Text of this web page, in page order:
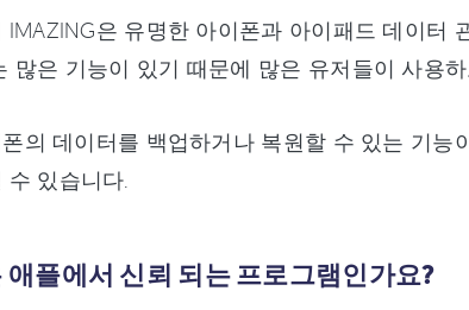
은 유명한 아이폰과 아이패드 데이터
많은 기능이 있기 때문에 많은 유저들이 사용하
의 데이터를 백업하거나 복원할 수 있는 기
있습니다.
플에서 신뢰 되는 프로그램인가요?